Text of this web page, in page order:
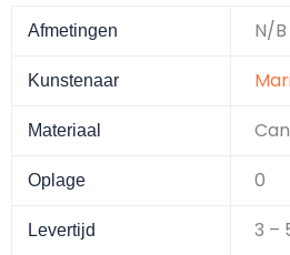
Afmetingen N/B
Kunstenaar
Materiaal
Oplage 0
Levertijd 3 –